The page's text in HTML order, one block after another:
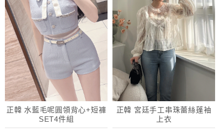
正韓 水藍毛呢圓領背心+短褲
SET4件組
正韓 宮廷手工串珠蕾絲蓬袖
上衣